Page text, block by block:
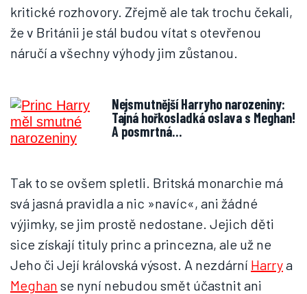
kritické rozhovory. Zřejmě ale tak trochu čekali,
že v Británii je stál budou vítat s otevřenou
náručí a všechny výhody jim zůstanou.
Nejsmutnější Harryho narozeniny:
Tajná hořkosladká oslava s Meghan!
A posmrtná…
Tak to se ovšem spletli. Britská monarchie má
svá jasná pravidla a nic »navíc«, ani žádné
výjimky, se jim prostě nedostane. Jejich děti
sice získají tituly princ a princezna, ale už ne
Jeho či Její královská výsost. A nezdární Harrya
Meghan se nyní nebudou smět účastnit ani